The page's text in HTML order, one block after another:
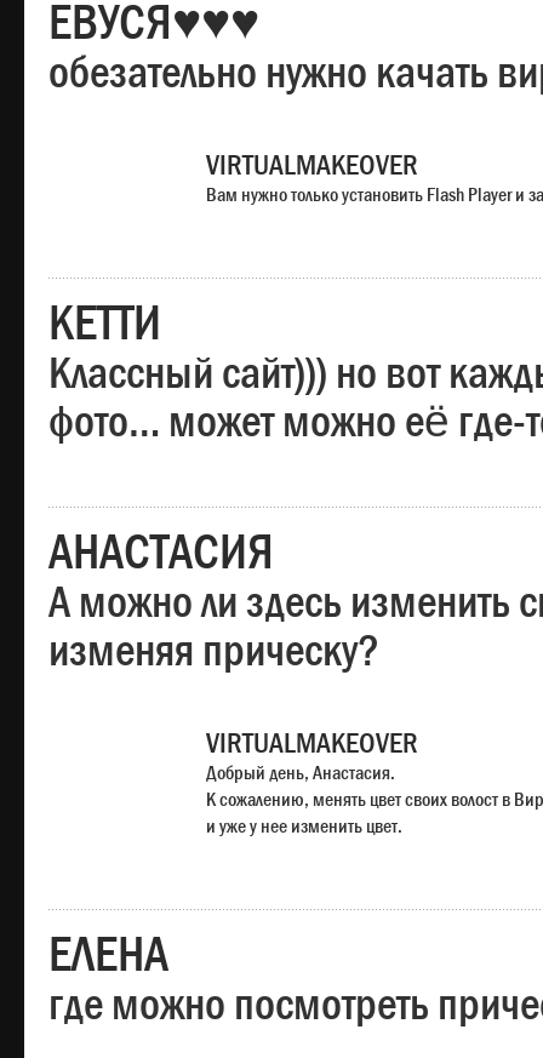
ЕВУСЯ♥♥♥
обезательно нужно качать
VIRTUALMAKEOVER
Вам нужно только установить Flash Player и
КЕТТИ
Классный сайт))) но вот
фото… может можно её где-
АНАСТАСИЯ
А можно ли здесь изменить
изменяя прическу?
VIRTUALMAKEOVER
Добрый день, Анастасия.
К сожалению, менять цвет своих волост в
и уже у нее изменить цвет.
ЕЛЕНА
где можно посмотреть